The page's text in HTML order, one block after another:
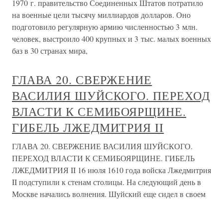
1970 г. правительство Соединенных Штатов потратило
на военные цели тысячу миллиардов долларов. Оно
подготовило регулярную армию численностью 3 млн.
человек, выстроило 400 крупных и 3 тыс. малых военных
баз в 30 странах мира,
ГЛАВА 20. СВЕРЖЕНИЕ
ВАСИЛИЯ ШУЙСКОГО. ПЕРЕХОД
ВЛАСТИ К СЕМИБОЯРЩИНЕ.
ГИБЕЛЬ ЛЖЕДМИТРИЯ II
ГЛАВА 20. СВЕРЖЕНИЕ ВАСИЛИЯ ШУЙСКОГО.
ПЕРЕХОД ВЛАСТИ К СЕМИБОЯРЩИНЕ. ГИБЕЛЬ
ЛЖЕДМИТРИЯ II 16 июля 1610 года войска Лжедмитрия
II подступили к стенам столицы. На следующий день в
Москве начались волнения. Шуйский еще сидел в своем